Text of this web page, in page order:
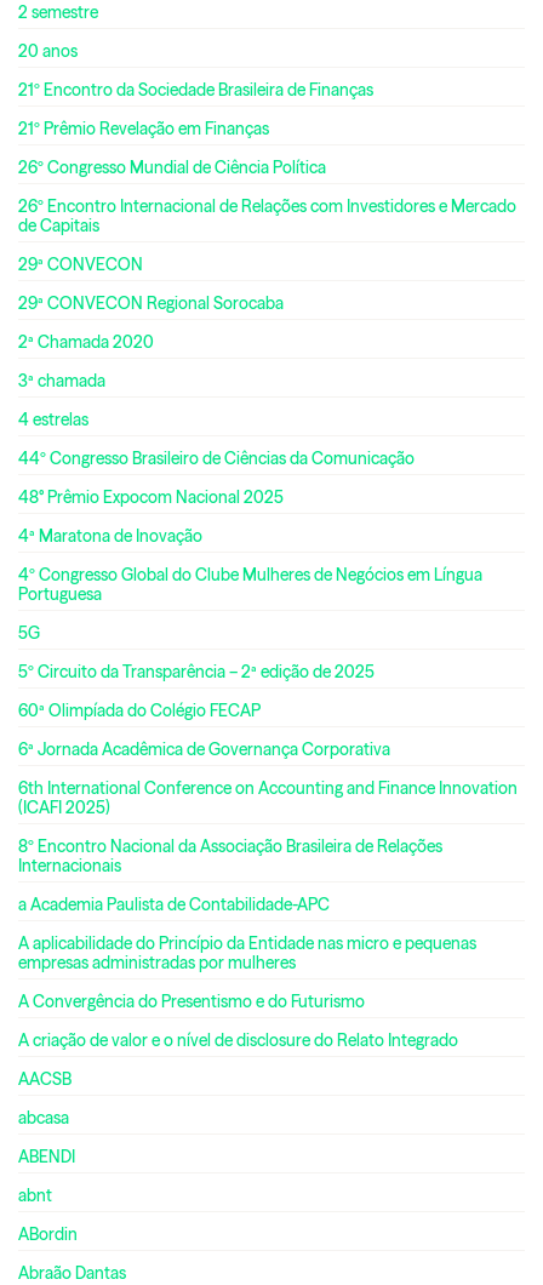
2 semestre
20 anos
21º Encontro da Sociedade Brasileira de Finanças
21º Prêmio Revelação em Finanças
26º Congresso Mundial de Ciência Política
26º Encontro Internacional de Relações com Investidores e Mercado
de Capitais
29ª CONVECON
29ª CONVECON Regional Sorocaba
2ª Chamada 2020
3ª chamada
4 estrelas
44º Congresso Brasileiro de Ciências da Comunicação
48° Prêmio Expocom Nacional 2025
4ª Maratona de Inovação
4º Congresso Global do Clube Mulheres de Negócios em Língua
Portuguesa
5G
5º Circuito da Transparência – 2ª edição de 2025
60ª Olimpíada do Colégio FECAP
6ª Jornada Acadêmica de Governança Corporativa
6th International Conference on Accounting and Finance Innovation
(ICAFI 2025)
8º Encontro Nacional da Associação Brasileira de Relações
Internacionais
a Academia Paulista de Contabilidade-APC
A aplicabilidade do Princípio da Entidade nas micro e pequenas
empresas administradas por mulheres
A Convergência do Presentismo e do Futurismo
A criação de valor e o nível de disclosure do Relato Integrado
AACSB
abcasa
ABENDI
abnt
ABordin
Abraão Dantas